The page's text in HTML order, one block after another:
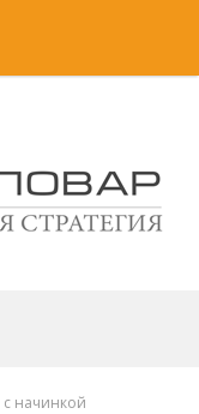
начинкой